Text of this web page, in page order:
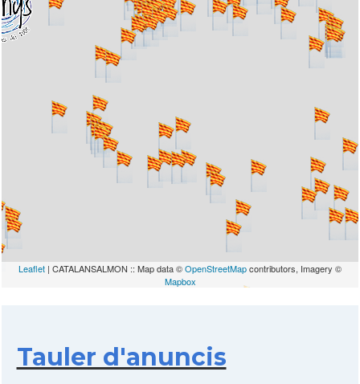
Leaflet | CATALANSALMON :: Map data ©OpenStreetMapcontributors, Imagery ©
Mapbox
Tauler d'anuncis